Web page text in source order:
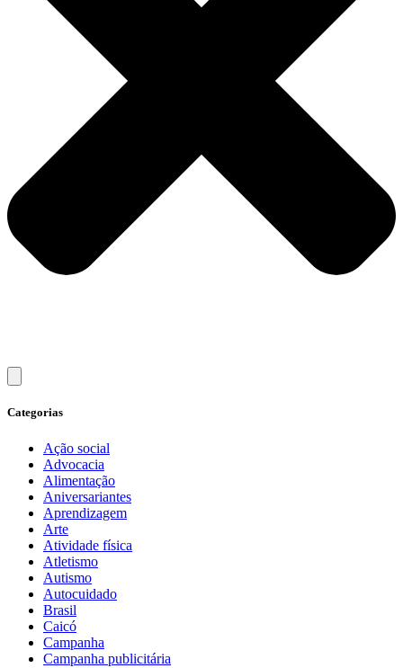
Categorias
Ação social
Advocacia
Alimentação
Aniversariantes
Aprendizagem
Arte
Atividade física
Atletismo
Autismo
Autocuidado
Brasil
Caicó
Campanha
Campanha publicitária